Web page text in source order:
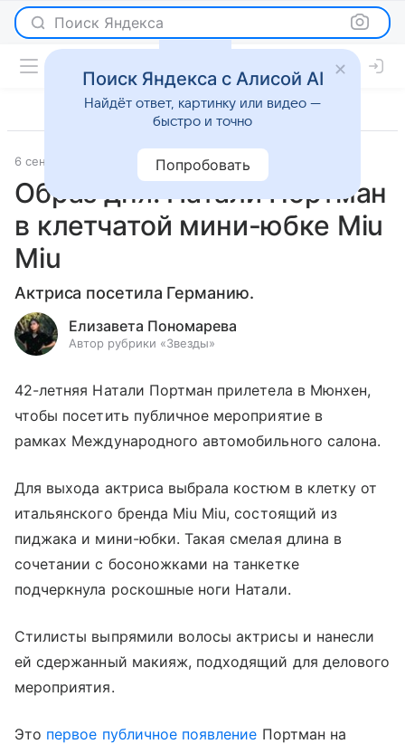
Поиск Яндекса
6 сентября 2023 Светская жизнь
Образ дня: Натали Портман
в клетчатой мини-юбке Miu
Miu
Актриса посетила Германию.
Елизавета Пономарева
Автор рубрики «Звезды»
42-летняя Натали Портман прилетела в Мюнхен,
чтобы посетить публичное мероприятие в
рамках Международного автомобильного салона.
Для выхода актриса выбрала костюм в клетку от
итальянского бренда Miu Miu, состоящий из
пиджака и мини-юбки. Такая смелая длина в
сочетании с босоножками на танкетке
подчеркнула роскошные ноги Натали.
Стилисты выпрямили волосы актрисы и нанесли
ей сдержанный макияж, подходящий для делового
мероприятия.
Это первое публичное появление Портман на
Поиск Яндекса с Алисой AI
Найдёт ответ, картинку или видео —
быстро и точно
Попробовать